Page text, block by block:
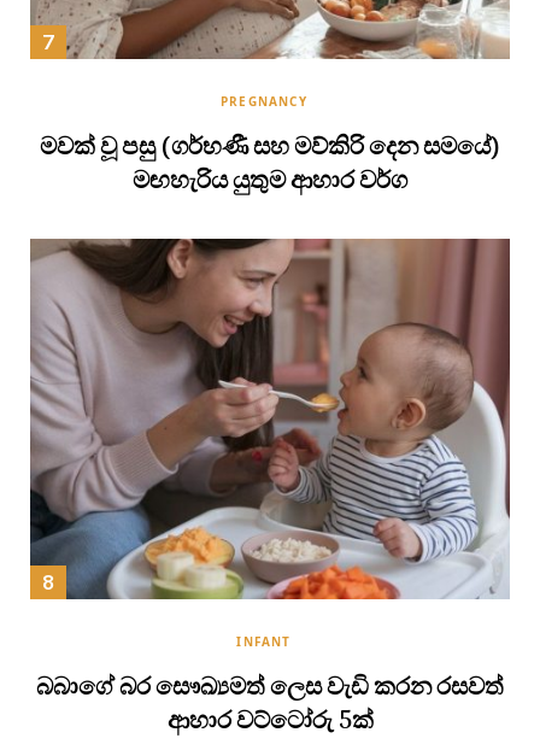
PREGNANCY
මවක් වූ පසු (ගර්භණී සහ මව්කිරි දෙන සමයේ)
මඟහැරිය යුතුම ආහාර වර්ග
INFANT
බබාගේ බර සෞඛ්‍යමත් ලෙස වැඩි කරන රසවත්
ආහාර වට්ටෝරු 5ක්